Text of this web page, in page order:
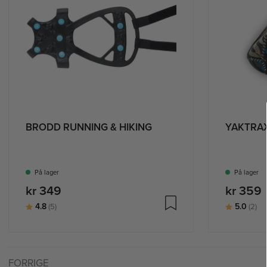
BRODD RUNNING & HIKING
På lager
kr 349
Karakter:
4.8(5)av 5 mulige
På lager
kr 359
Karakter:
5.0 (2)
FORRIGE